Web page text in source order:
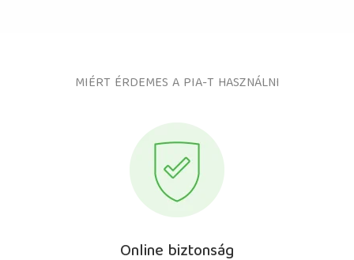
MIÉRT ÉRDEMES A PIA-T HASZNÁLNI
Online biztonság